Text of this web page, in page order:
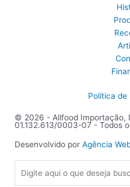
Política de
© 2026 - Allfood Importação,
01.132.613/0003-07 - Todos
Desenvolvido por Agência